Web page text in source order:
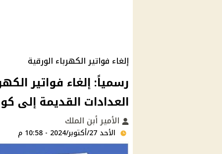
إلغاء فواتير الكهرباء الورقية
رسمياً: إلغاء فواتير
العدادات القديمة إلى
الأمير أبن الملك
الأحد 27/أكتوبر/2024 - 10:58 م